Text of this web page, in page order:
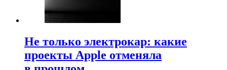
Не только электрокар: какие
проекты Apple отменяла